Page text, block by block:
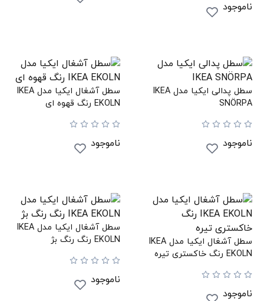
ناموجود
سطل پدالی ایکیا مدل IKEA
SNÖRPA
ناموجود
سطل آشغال ایکیا مدل IKEA
EKOLN رنگ قهوه ای
ناموجود
سطل آشغال ایکیا مدل IKEA
EKOLN رنگ خاکستری تیره
ناموجود
سطل آشغال ایکیا مدل IKEA
EKOLN رنگ رنگ بژ
ناموجود